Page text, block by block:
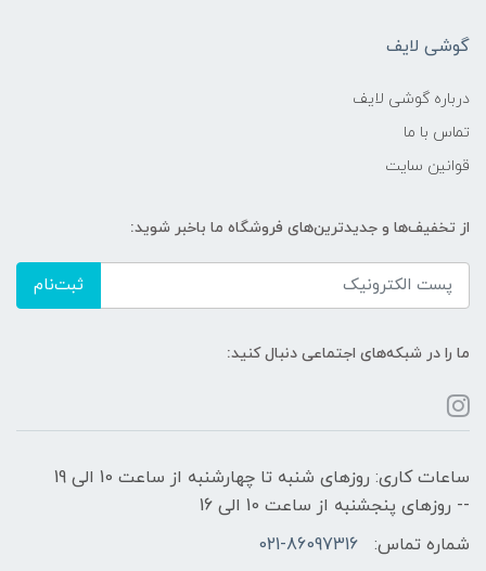
گوشی لایف
درباره گوشی لایف
تماس با ما
قوانین سایت
از تخفیف‌ها و جدیدترین‌های فروشگاه ما باخبر شوید:
ثبت‌نام
ما را در شبکه‌های اجتماعی دنبال کنید:
ساعات کاری: روزهای شنبه تا چهارشنبه از ساعت 10 الی 19
-- روزهای پنجشنبه از ساعت 10 الی 16
شماره تماس:
021-86097316